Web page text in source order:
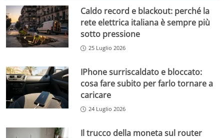
Caldo record e blackout: perché la
rete elettrica italiana è sempre più
sotto pressione
25 Luglio 2026
IPhone surriscaldato e bloccato:
cosa fare subito per farlo tornare a
caricare
24 Luglio 2026
Il trucco della moneta sul router